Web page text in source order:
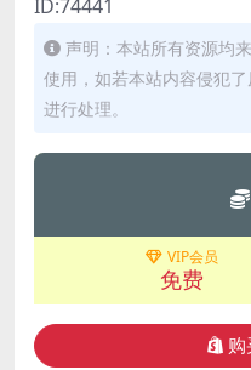
ID:74441
声明：本站所有资源均
使用，如若本站内容侵犯
进行处理。
VIP会员
免费
购